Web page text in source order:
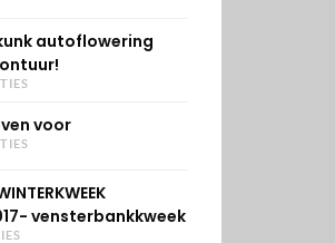
autoflowering
voor
vensterbankkweek